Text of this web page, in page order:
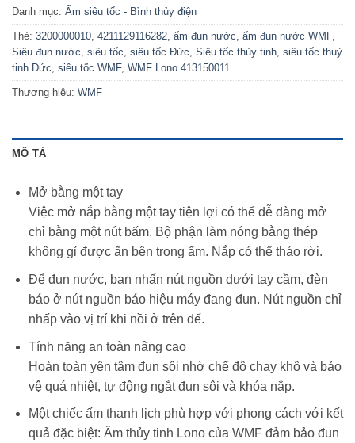
Danh mục: Ấm siêu tốc - Bình thủy điện
Thẻ: 3200000010 4211129116282 ấm đun nước ấm đun nước WMF,
Siêu đun nước siêu tốc siêu tốc Đức Siêu tốc thủy tinh siêu tốc thuỷ
tinh Đức siêu tốc WMF, WMF Lono 413150011
Thương hiệu: WMF
MÔ TẢ
Mở bằng một tay
Việc mở nắp bằng một tay tiện lợi có thể dễ dàng mở
chỉ bằng một nút bấm. Bộ phận làm nóng bằng thép
không gỉ được ẩn bên trong ấm. Nắp có thể tháo rời.
Để đun nước, bạn nhấn nút nguồn dưới tay cầm, đèn
báo ở nút nguồn báo hiệu máy đang đun. Nút nguồn chỉ
nhấp vào vị trí khi nồi ở trên đế.
Tính năng an toàn nâng cao
Hoàn toàn yên tâm đun sôi nhờ chế độ chạy khô và bảo
vệ quá nhiệt, tự động ngắt đun sôi và khóa nắp.
Một chiếc ấm thanh lịch phù hợp với phong cách với kết
quả đặc biệt: Ấm thủy tinh Lono của WMF đảm bảo đun